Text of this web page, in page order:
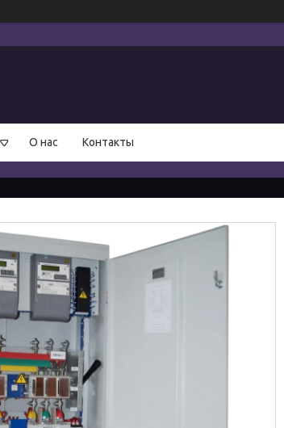
О нас Контакты